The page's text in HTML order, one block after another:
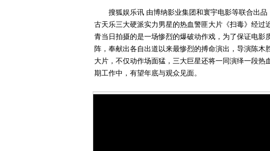
搜狐娱乐讯 由博纳影业集团和寰宇电影等联合出品
古天乐三大硬派实力男星的热血警匪大片《扫毒》经
青当日拍摄的是一场惨烈的爆破动作戏，为了保证电
阵，奉献出各自出道以来最惨烈的搏命演出，导演陈木
大片，不仅动作场面猛，三大巨星还将一同演绎一段
期工作中，有望年底与观众见面。